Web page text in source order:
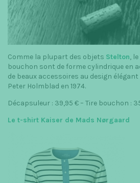
Comme la plupart des objets Stelton,
bouchon sont de forme cylindrique en
de beaux accessoires au design
Peter Holmblad en 1974.
Décapsuleur : 39,95 € – Tire bouchon :
Le t-shirt Kaiser de Mads Nørgaard